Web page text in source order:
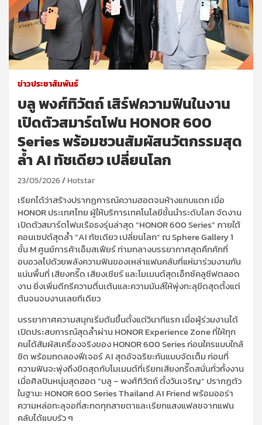
ข่าวประชาสัมพันธ์
บลู พงศ์ทิวัตถ์ เสิร์ฟความฟินในงาน
เปิดตัวสมาร์ตโฟน HONOR 600
Series พร้อมชวนสัมผัสนวัตกรรมสุด
ล้ำ AI ทัชเดียว เปลี่ยนโลก
23/05/2026 Hotstar
เรียกได้ว่าสร้างปรากฏการณ์ความฮอตจนห้างแทบแตก เมื่อ
HONOR ประเทศไทย ผู้ให้บริการเทคโนโลยีชั้นนำระดับโลก จัดงาน
เปิดตัวสมาร์ตโฟนเรือธงรุ่นล่าสุด “HONOR 600 Series” ภายใต้
คอนเซปต์สุดล้ำ “AI ทัชเดียว เปลี่ยนโลก” ณ Sphere Gallery 1
ชั้น M ศูนย์การค้าเอ็มสเฟียร์ ท่ามกลางบรรยากาศสุดคึกคักที่
อบอวลไปด้วยพลังความฟินของเหล่าแฟนคลับที่แห่มาร่วมงานกัน
แน่นพื้นที่ เสียงกรี๊ด เสียงเชียร์ และโมเมนต์สุดเอ็กซ์คลูซีฟตลอด
งาน ยิ่งเพิ่มดีกรีความตื่นเต้นและความมันส์ให้พุ่งทะลุขีดสุดตั้งแต่
ต้นจนจบงานเลยทีเดียว
บรรยากาศความสนุกเริ่มต้นขึ้นตั้งแต่วินาทีแรก เมื่อผู้ร่วมงานได้
เปิดประสบการณ์สุดล้ำผ่าน HONOR Experience Zone ที่ให้ทุก
คนได้สัมผัสเครื่องจริงของ HONOR 600 Series ก่อนใครแบบใกล้
ชิด พร้อมทดลองฟีเจอร์ AI สุดอัจฉริยะกันแบบจัดเต็ม ก่อนที่
ความฟินจะพุ่งถึงขีดสุดกับโมเมนต์ที่เรียกเสียงกรี๊ดสนั่นทั่วทั้งงาน
เมื่อศิลปินหนุ่มสุดฮอต “บลู – พงศ์ทิวัตถ์ ตั้งวันเจริญ” ปรากฏตัว
ในฐานะ HONOR 600 Series Thailand AI Friend พร้อมออร่า
ความหล่อทะลุจอที่สะกดทุกสายตาและเรียกแสงแฟลชจากแฟน
คลับได้แบบรัว ๆ